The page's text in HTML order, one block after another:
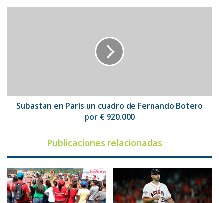
por
Subastan en París un cuadro de Fernando Botero
por € 920.000
Publicaciones relacionadas